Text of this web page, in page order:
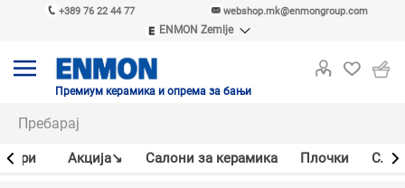
+389 76 22 44 77 webshop.mk@enmongroup.com
ENMON Zemlje
ENMON MKD
Премиум керамика и опрема за бањи
Акцијa↘ Салони за керамика Плочки